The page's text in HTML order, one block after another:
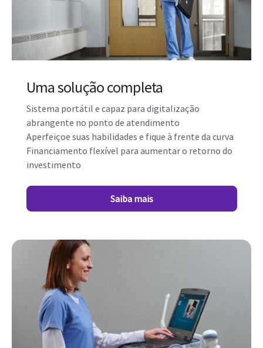
Uma solução completa
Sistema portátil e capaz para digitalização
abrangente no ponto de atendimento
Aperfeiçoe suas habilidades e fique à frente da curva
Financiamento flexível para aumentar o retorno do
investimento
Saiba mais